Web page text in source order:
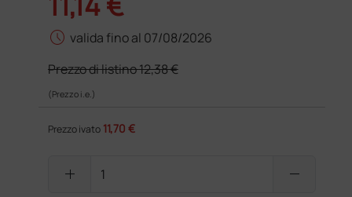
schedule valida fino al 07/08/2026
Prezzo di listino12,38 €
(Prezzo i.e.)
Prezzo ivato 11,70 €
add remove